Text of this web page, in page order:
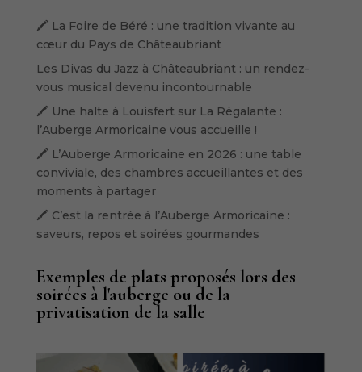
🖍️ La Foire de Béré : une tradition vivante au
cœur du Pays de Châteaubriant
Les Divas du Jazz à Châteaubriant : un rendez-
vous musical devenu incontournable
🖍️ Une halte à Louisfert sur La Régalante :
l’Auberge Armoricaine vous accueille !
🖍️ L’Auberge Armoricaine en 2026 : une table
conviviale, des chambres accueillantes et des
moments à partager
🖍️ C’est la rentrée à l’Auberge Armoricaine :
saveurs, repos et soirées gourmandes
Exemples de plats proposés lors des
soirées à l'auberge ou de la
privatisation de la salle